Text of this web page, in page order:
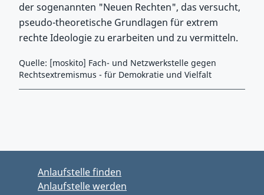
der sogenannten "Neuen Rechten", das versucht,
pseudo-theoretische Grundlagen für extrem
rechte Ideologie zu erarbeiten und zu vermitteln.
Quelle: [moskito] Fach- und Netzwerkstelle gegen
Rechtsextremismus - für Demokratie und Vielfalt
Anlaufstelle finden
Anlaufstelle werden